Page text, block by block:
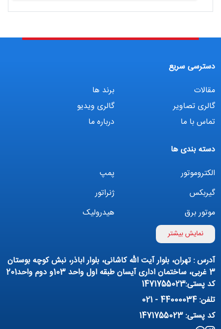
دسترسی سریع
مقالات
برند ها
گالری تصاویر
گالری ویدیو
تماس با ما
درباره ما
دسته بندی ها
الکتروموتور
پمپ
گیربکس
ژنراتور
موتور برق
هیدرولیک
اینورتر
تهویه مطبوع
پمپ هواده
پمپ وکیوم
فیلتراسیون و تصفیه
منبع آب (تانکر آب)
نمایش بیشتر
آدرس : تهران، بلوار آیت الله کاشانی، بلوار اباذر، نبش کوچه بوستان
3 غربی، ساختمان اداری آیسان طبقه اول واحد 103و دوم واحد201
کد پستی:1471755023
تلفن: 44000034 - 021
کد پستی: 1471755023